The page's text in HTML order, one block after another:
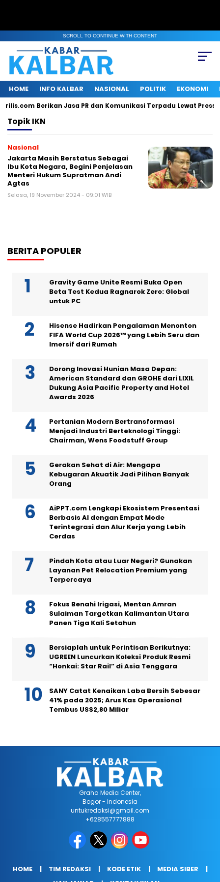
SCROLL TO CONTINUE WITH CONTENT
HOME INFO KALBAR NASIONAL POLITIK EKONOMI
Berikan Jasa PR dan Komunikasi Terpadu Lewat Press
TopikIKN
Nasional
Jakarta Masih Berstatus Sebagai
Ibu Kota Negara, Begini Penjelasan
Menteri Hukum Supratman Andi
Agtas
Selasa, 19 November 2024 - 09:01 WIB
BERITA POPULER
Gravity Game Unite Resmi Buka Open
Beta Test Kedua Ragnarok Zero: Global
untuk PC
Hisense Hadirkan Pengalaman Menonton
FIFA World Cup 2026™ yang Lebih Seru dan
Imersif dari Rumah
Dorong Inovasi Hunian Masa Depan:
American Standard dan GROHE dari LIXIL
Dukung Asia Pacific Property and Hotel
Awards 2026
Pertanian Modern Bertransformasi
Menjadi Industri Berteknologi Tinggi:
Chairman, Wens Foodstuff Group
Gerakan Sehat di Air: Mengapa
Kebugaran Akuatik Jadi Pilihan Banyak
Orang
AiPPT.com Lengkapi Ekosistem Presentasi
Berbasis AI dengan Empat Mode
Terintegrasi dan Alur Kerja yang Lebih
Cerdas
Pindah Kota atau Luar Negeri? Gunakan
Layanan Pet Relocation Premium yang
Terpercaya
Fokus Benahi Irigasi, Mentan Amran
Sulaiman Targetkan Kalimantan Utara
Panen Tiga Kali Setahun
Bersiaplah untuk Perintisan Berikutnya:
UGREEN Luncurkan Koleksi Produk Resmi
“Honkai: Star Rail” di Asia Tenggara
SANY Catat Kenaikan Laba Bersih Sebesar
41% pada 2025; Arus Kas Operasional
Tembus US$2,80 Miliar
Graha Media Center,
Bogor - Indonesia
untukredaksi@gmail.com
+628557777888
HOME TIM REDAKSI KODE ETIK
MEDIA SIBER